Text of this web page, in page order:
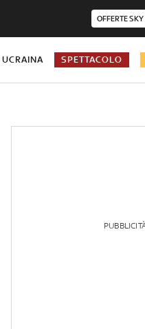
OFFERTE SKY
UCRAINA SPETTACOLO